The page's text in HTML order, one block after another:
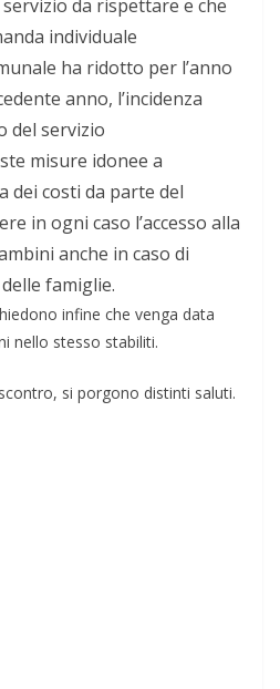
da rispettare e che
individuale
ha ridotto per l’anno
anno, l’incidenza
del servizio
misure idonee a
dei costi da parte del
in ogni caso l’accesso alla
anche in caso di
famiglie.
infine che venga data
nello stesso stabiliti.
si porgono distinti saluti.